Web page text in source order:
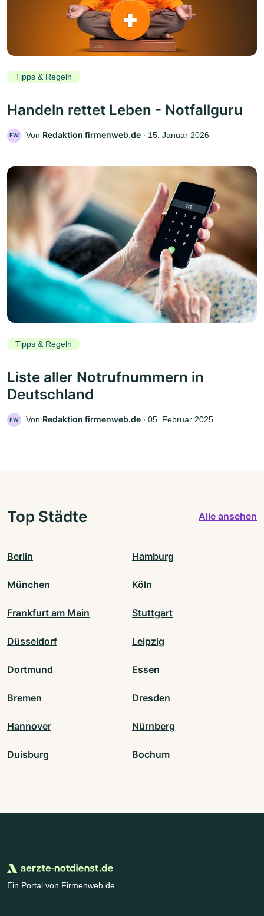
Tipps & Regeln
Handeln rettet Leben - Notfallguru
FW Von Redaktion firmenweb.de ‧ 15. Januar 2026
Tipps & Regeln
Liste aller Notrufnummern in
Deutschland
FW Von Redaktion firmenweb.de ‧ 05. Februar 2025
Top Städte Alle ansehen
Berlin Hamburg
München Köln
Frankfurt am Main Stuttgart
Düsseldorf Leipzig
Dortmund Essen
Bremen Dresden
Hannover Nürnberg
Duisburg Bochum
Ein Portal von Firmenweb.de